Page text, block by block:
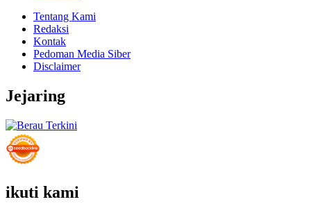
Tentang Kami
Redaksi
Kontak
Pedoman Media Siber
Disclaimer
Jejaring
ikuti kami